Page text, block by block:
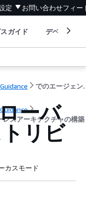
定 お問い合わせフィー
ガイド デベロッパ
でのエージェ
スアーキテクチャの構築
ーバ
リビ
カスモード